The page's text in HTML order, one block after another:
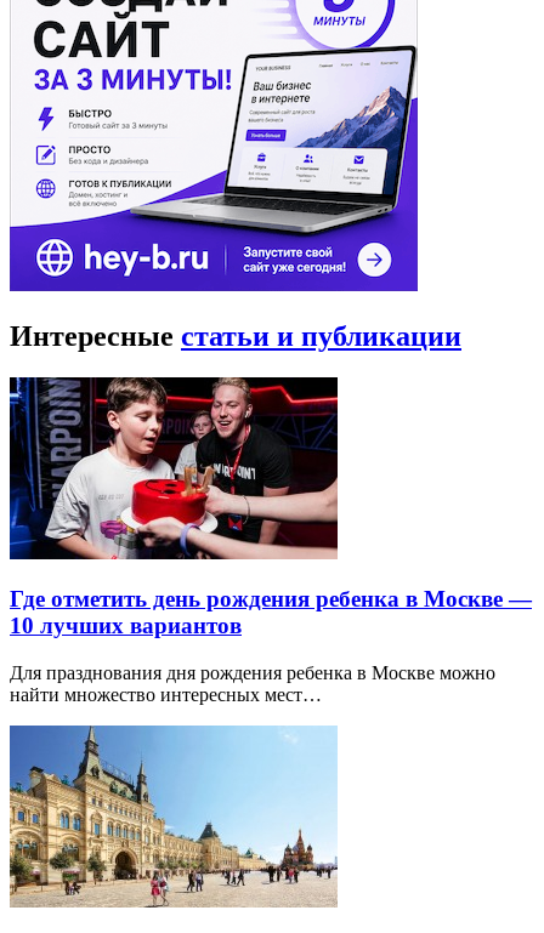
Интересные статьи и публикации
Где отметить день рождения ребенка в Москве —
10 лучших вариантов
Для празднования дня рождения ребенка в Москве можно
найти множество интересных мест…